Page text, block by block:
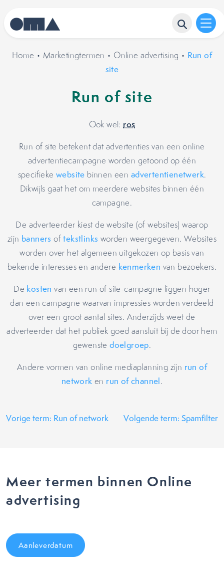
Home • Marketingtermen • Online advertising • Run of
site
Run of site
Ook wel: ros
Run of site betekent dat advertenties van een online
advertentiecampagne worden getoond op één
specifiekewebsite binnen een advertentienetwerk.
Dikwijls gaat het om meerdere websites binnen één
campagne.
De adverteerder kiest de website (of websites) waarop
zijn banners oftekstlinks worden weergegeven. Websites
worden over het algemeen uitgekozen op basis van
bekende interesses en andere kenmerken van bezoekers.
De kosten van een run of site-campagne liggen hoger
dan een campagne waarvan impressies worden verdeeld
over een groot aantal sites. Anderzijds weet de
adverteerder dat het publiek goed aansluit bij de door hem
gewenstedoelgroep.
Andere vormen van online mediaplanning zijn run of
network en run of channel.
Vorige term: Run of network Volgende term: Spamfilter
Meer termen binnen Online
advertising
Aanleverdatum